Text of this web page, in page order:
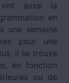
ont aussi la
en
une semaine
pour une
il se trouve
en fonction
ou de